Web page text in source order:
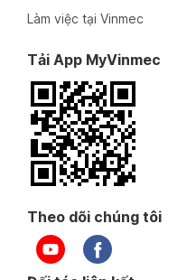
Làm việc tại Vinmec
Tải App MyVinmec
Theo dõi chúng tôi